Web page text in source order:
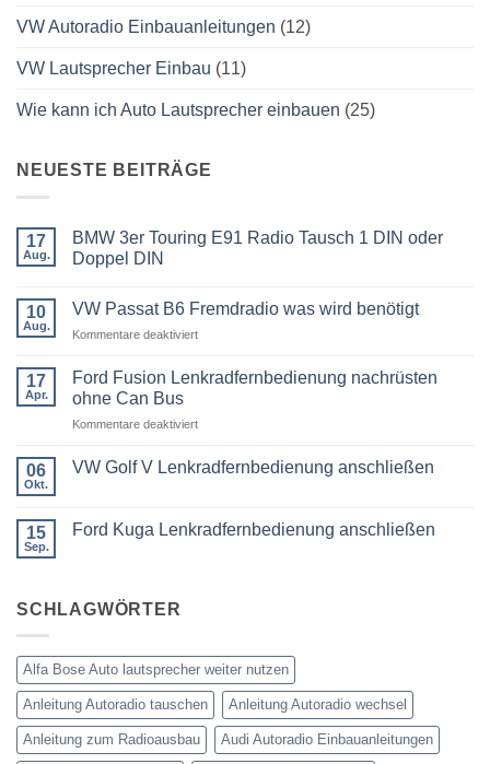
VW Autoradio Einbauanleitungen (12)
VW Lautsprecher Einbau (11)
Wie kann ich Auto Lautsprecher einbauen (25)
NEUESTE BEITRÄGE
17
Aug.
BMW 3er Touring E91 Radio Tausch 1 DIN oder
Doppel DIN
zu
3er
Radio
Tausch
1
DIN
DIN
10
Aug.
VW Passat B6 Fremdradio was wird benötigt
Kommentare deaktiviertfür
Passat
was
benötigt
17
Apr.
Ford Fusion Lenkradfernbedienung nachrüsten
ohne Can Bus
Kommentare deaktiviertfür
Fusion
Can
06
Okt.
VW Golf V Lenkradfernbedienung anschließen
VW
15
Sep.
Ford Kuga Lenkradfernbedienung anschließen
Kuga
SCHLAGWÖRTER
Alfa Bose Auto lautsprecher weiter nutzen
Anleitung Autoradio tauschen Anleitung Autoradio wechsel
Anleitung zum Radioausbau Audi Autoradio Einbauanleitungen